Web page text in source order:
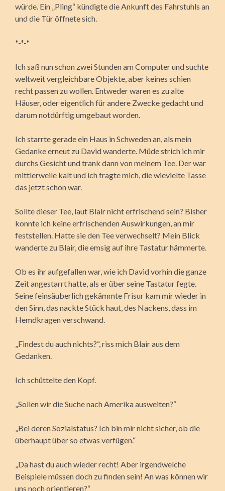
würde. Ein „Pling“ kündigte die Ankunft des Fahrstuhls an
und die Tür öffnete sich.
*-*-*
Ich saß nun schon zwei Stunden am Computer und suchte
weltweit vergleichbare Objekte, aber keines schien
recht passen zu wollen. Entweder waren es zu alte
Häuser, oder eigentlich für andere Zwecke gedacht und
darum notdürftig umgebaut worden.
Ich starrte gerade ein Haus in Schweden an, als mein
Gedanke erneut zu David wanderte. Müde strich ich mir
durchs Gesicht und trank dann von meinem Tee. Der war
mittlerweile kalt und ich fragte mich, die wievielte Tasse
das jetzt schon war.
Sollte dieser Tee, laut Blair nicht erfrischend sein? Bisher
konnte ich keine erfrischenden Auswirkungen, an mir
feststellen. Hatte sie den Tee verwechselt? Mein Blick
wanderte zu Blair, die emsig auf ihre Tastatur hämmerte.
Ob es ihr aufgefallen war, wie ich David vorhin die ganze
Zeit angestarrt hatte, als er über seine Tastatur fegte.
Seine feinsäuberlich gekämmte Frisur kam mir wieder in
den Sinn, das nackte Stück haut, des Nackens, dass im
Hemdkragen verschwand.
„Findest du auch nichts?“, riss mich Blair aus dem
Gedanken.
Ich schüttelte den Kopf.
„Sollen wir die Suche nach Amerika ausweiten?“
„Bei deren Sozialstatus? Ich bin mir nicht sicher, ob die
überhaupt über so etwas verfügen.“
„Da hast du auch wieder recht! Aber irgendwelche
Beispiele müssen doch zu finden sein! An was können wir
uns noch orientieren?“